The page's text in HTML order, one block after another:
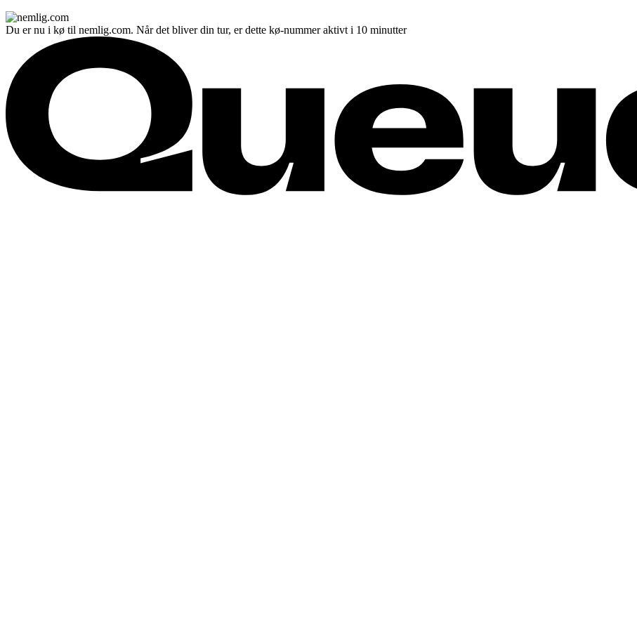
Du er nu i kø til nemlig.com. Når det bliver din tur, er dette kø-nummer aktivt i 10 minutter